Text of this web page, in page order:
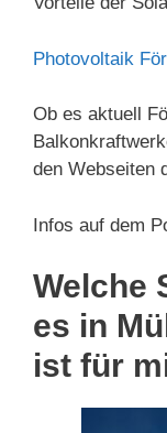
Photovoltaik
Ob es aktuell
den Webseiten
Infos auf dem
Welche
es in
ist für